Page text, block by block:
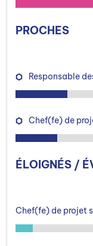
PROCHES
Responsable
Chef(fe) de
ÉLOIGNÉS /
Chef(fe) de projet